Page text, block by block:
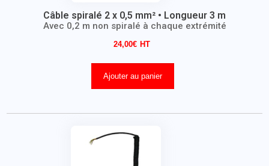
Câble spiralé 2 x 0,5 mm² • Longueur 3 m
Avec 0,2 m non spiralé à chaque extrémité
24,00€
Ajouter au panier